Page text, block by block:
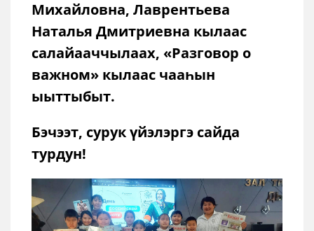
Михайловна, Лаврентьева
Наталья Дмитриевна кылаас
салайааччылаах, «Разговор о
важном» кылаас чааһын
ыыттыбыт.
Бэчээт, сурук үйэлэргэ сайда
турдун!